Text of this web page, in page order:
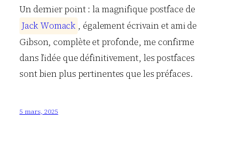
Un dernier point : la magnifique postface de
JackWomack , également écrivain et ami de
Gibson, complète et profonde, me confirme
dans l’idée que définitivement, les postfaces
sont bien plus pertinentes que les préfaces.
5 mars, 2025